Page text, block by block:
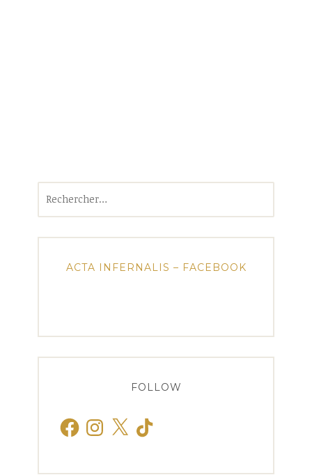
ACTA INFERNALIS – FACEBOOK
FOLLOW
FacebookInstagram
X TikTok